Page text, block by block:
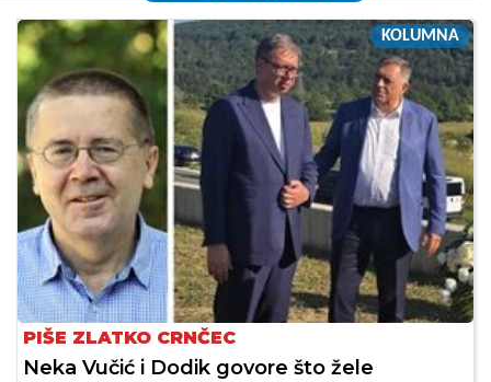
KOLUMNA
PIŠE ZLATKO CRNČEC
Neka Vučić i Dodik govore što žele